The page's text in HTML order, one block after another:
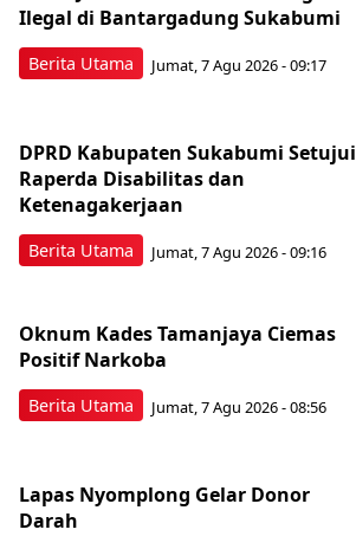
Berita Utama
Ilegal di Bantargadung Sukabumi
Jumat, 7 Agu 2026 - 09:17
Berita Utama
DPRD Kabupaten Sukabumi Setujui
Raperda Disabilitas dan
Ketenagakerjaan
Jumat, 7 Agu 2026 - 09:16
Berita Utama
Oknum Kades Tamanjaya Ciemas
Positif Narkoba
Jumat, 7 Agu 2026 - 08:56
Lapas Nyomplong Gelar Donor
Darah